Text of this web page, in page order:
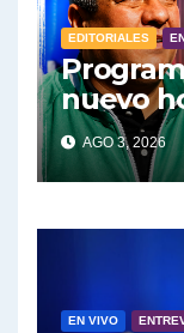
EDITORIALES
nuevo
Pablo
las
en el
AGO 3, 2026
EN VIVO